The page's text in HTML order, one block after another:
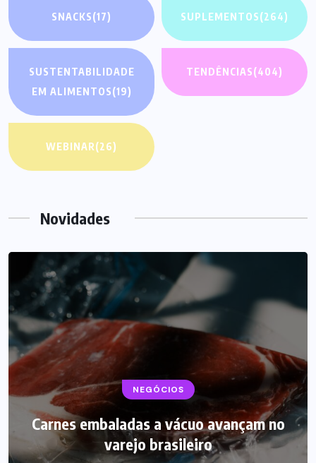
SNACKS(17) SUPLEMENTOS(264)
SUSTENTABILIDADE
EM ALIMENTOS(19)
TENDÊNCIAS(404)
WEBINAR(26)
Novidades
NEGÓCIOS
Carnes embaladas a vácuo avançam no
varejo brasileiro